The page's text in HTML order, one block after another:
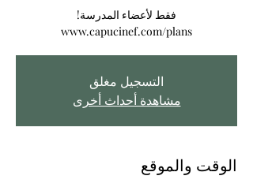
فقط لأعضاء المدرسة!
www.capucinef.com/plans
التسجيل مغلق
مشاهدة أحداث أخرى
الوقت والموقع